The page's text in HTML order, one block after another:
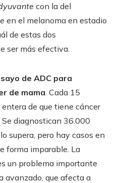
con la del
en el melanoma en estadio
de estas dos
ser más efectiva.
de ADC para
de mama . Cada 15
de que tiene cáncer
diagnostican 36.000
supera, pero hay casos en
forma imparable. La
un problema importante
avanzado, que afecta a